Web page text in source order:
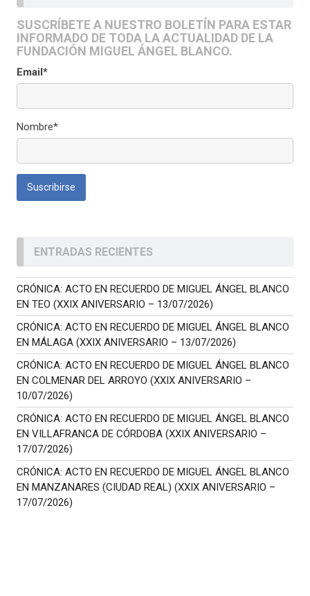
SUSCRÍBETE A NUESTRO BOLETÍN PARA ESTAR
INFORMADO DE TODA LA ACTUALIDAD DE LA
FUNDACIÓN MIGUEL ÁNGEL BLANCO.
Email*
Nombre*
ENTRADAS RECIENTES
CRÓNICA: ACTO EN RECUERDO DE MIGUEL ÁNGEL BLANCO
EN TEO (XXIX ANIVERSARIO – 13/07/2026)
CRÓNICA: ACTO EN RECUERDO DE MIGUEL ÁNGEL BLANCO
EN MÁLAGA (XXIX ANIVERSARIO – 13/07/2026)
CRÓNICA: ACTO EN RECUERDO DE MIGUEL ÁNGEL BLANCO
EN COLMENAR DEL ARROYO (XXIX ANIVERSARIO –
10/07/2026)
CRÓNICA: ACTO EN RECUERDO DE MIGUEL ÁNGEL BLANCO
EN VILLAFRANCA DE CÓRDOBA (XXIX ANIVERSARIO –
17/07/2026)
CRÓNICA: ACTO EN RECUERDO DE MIGUEL ÁNGEL BLANCO
EN MANZANARES (CIUDAD REAL) (XXIX ANIVERSARIO –
17/07/2026)